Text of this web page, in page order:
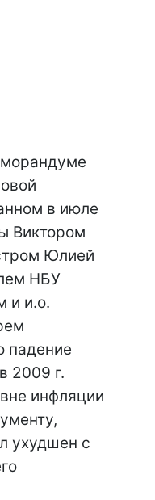
в июле
Виктором
Юлией
НБУ
и и.о.
падение
2009 г.
инфляции
ухудшен с